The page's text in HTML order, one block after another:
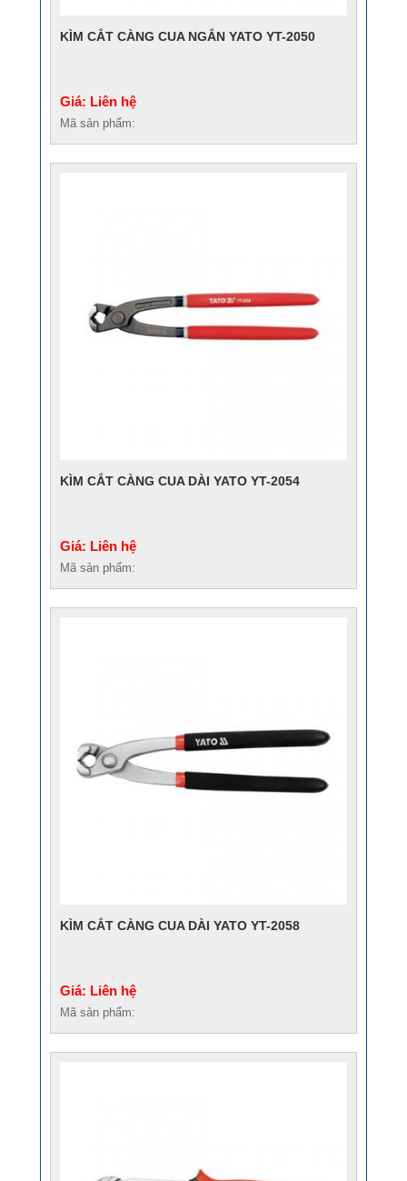
KÌM CẮT CÀNG CUA NGẮN YATO YT-2050
Giá: Liên hệ
Mã sản phẩm:
KÌM CẮT CÀNG CUA DÀI YATO YT-2054
Giá: Liên hệ
Mã sản phẩm:
KÌM CẮT CÀNG CUA DÀI YATO YT-2058
Giá: Liên hệ
Mã sản phẩm: